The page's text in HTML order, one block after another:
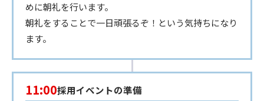
めに朝礼を行います。
朝礼をすることで一日頑張るぞ！という気持ちになり
ます。
11:00採用イベントの準備